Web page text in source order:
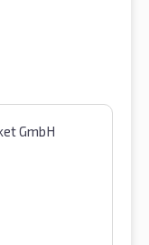
GmbH